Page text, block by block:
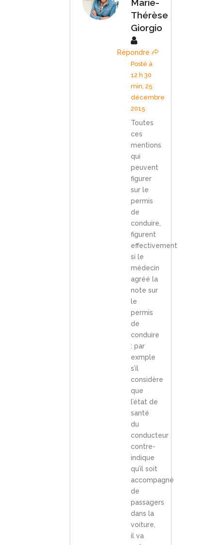
Marie-
Thérèse
Giorgio
Répondre
Posté à
12 h 30
min, 25
décembre
2015
Toutes
ces
mentions
qui
peuvent
figurer
sur le
permis
de
conduire,
figurent
effectivement
si le
médecin
agréé la
note sur
le
permis
de
conduire
: par
exmple
s’il
considère
que
l’état de
santé
du
conducteur
contre-
indique
qu’il soit
accompagné
de
passagers
dans la
voiture,
il va